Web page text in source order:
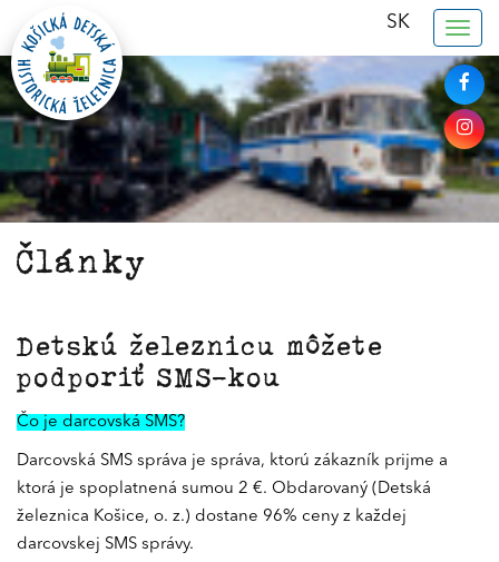
SK
Články
Detskú železnicu môžete
podporiť SMS-kou
Čo je darcovská SMS?
Darcovská SMS správa je správa, ktorú zákazník prijme a
ktorá je spoplatnená sumou 2 €. Obdarovaný (Detská
železnica Košice, o. z.) dostane 96% ceny z každej
darcovskej SMS správy.